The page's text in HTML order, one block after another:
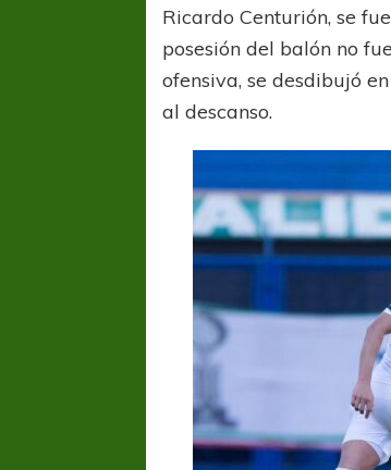
Ricardo Centurión, se
posesión del balón no
ofensiva, se desdibujó
al descanso.